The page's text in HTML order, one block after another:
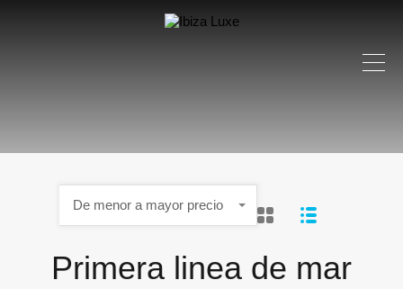
Primera linea de mar
De menor a mayor precio